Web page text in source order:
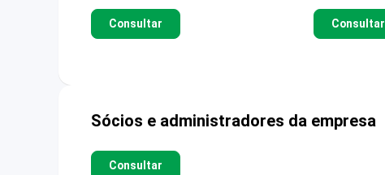
Consultar Consultar
Sócios e administradores da empresa
Consultar